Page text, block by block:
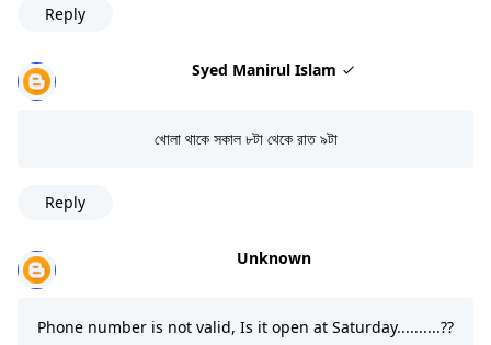
Reply
Syed Manirul Islam
খোলা থাকে সকাল ৮টা থেকে রাত ৯টা
Reply
Unknown
Phone number is not valid, Is it open at Saturday..........??